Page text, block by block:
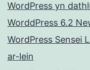
WordPress yn
WorddPress 6.2
WordPress Sensei
ar-lein